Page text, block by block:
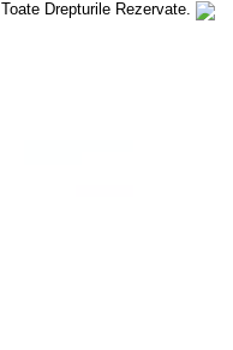
Toate Drepturile Rezervate.